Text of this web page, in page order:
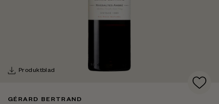
Produktblad
GÉRARD BERTRAND